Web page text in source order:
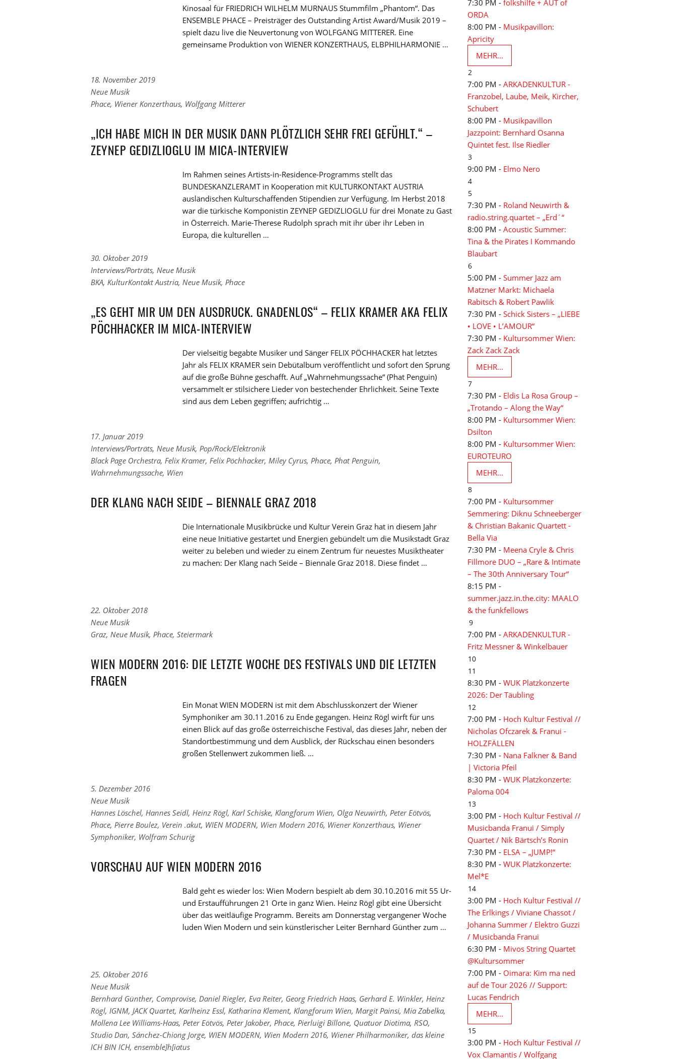
Kinosaal für FRIEDRICH WILHELM MURNAUS Stummfilm „Phantom“. Das
ENSEMBLE PHACE – Preisträger des Outstanding Artist Award/Musik 2019 –
spielt dazu live die Neuvertonung von WOLFGANG MITTERER. Eine
gemeinsame Produktion von WIENER KONZERTHAUS, ELBPHILHARMONIE …
18. November 2019
Links
zu
Kategorien
Neue Musik
Links
den
Tags
Phace, Wiener Konzerthaus, Wolfgang Mitterer
„ICH HABE MICH IN DER MUSIK DANN PLÖTZLICH SEHR FREI GEFÜHLT.“ –
ZEYNEP GEDIZLIOGLU IM MICA-INTERVIEW
Im Rahmen seines Artists-in-Residence-Programms stellt das
BUNDESKANZLERAMT in Kooperation mit KULTURKONTAKT AUSTRIA
ausländischen Kulturschaffenden Stipendien zur Verfügung. Im Herbst 2018
war die türkische Komponistin ZEYNEP GEDIZLIOGLU für drei Monate zu Gast
in Österreich. Marie-Therese Rudolph sprach mit ihr über ihr Leben in
Europa, die kulturellen …
30. Oktober 2019
Links
zu
Kategorien
Interviews/Porträts, Neue Musik
Links
den
Tags
BKA, KulturKontakt Austria, Neue Musik, Phace
„ES GEHT MIR UM DEN AUSDRUCK. GNADENLOS“ – FELIX KRAMER AKA FELIX
PÖCHHACKER IM MICA-INTERVIEW
Der vielseitig begabte Musiker und Sänger FELIX PÖCHHACKER hat letztes
Jahr als FELIX KRAMER sein Debütalbum veröffentlicht und sofort den Sprung
auf die große Bühne geschafft. Auf „Wahrnehmungssache“ (Phat Penguin)
versammelt er stilsichere Lieder von bestechender Ehrlichkeit. Seine Texte
sind aus dem Leben gegriffen; aufrichtig …
17. Januar 2019
Links
zu
den
Interviews/Porträts, Neue Musik, Pop/Rock/Elektronik
Links
zu
Tags
Black Page Orchestra, Felix Kramer, Felix Pöchhacker, Miley Cyrus, Phace, Phat Penguin,
Wahrnehmungssache, Wien
DER KLANG NACH SEIDE – BIENNALE GRAZ 2018
Die Internationale Musikbrücke und Kultur Verein Graz hat in diesem Jahr
eine neue Initiative gestartet und Energien gebündelt um die Musikstadt Graz
weiter zu beleben und wieder zu einem Zentrum für neuestes Musiktheater
zu machen: Der Klang nach Seide – Biennale Graz 2018. Diese findet …
22. Oktober 2018
Links
zu
Kategorien
Neue Musik
Links
den
Tags
Graz, Neue Musik, Phace, Steiermark
WIEN MODERN 2016: DIE LETZTE WOCHE DES FESTIVALS UND DIE LETZTEN
FRAGEN
Ein Monat WIEN MODERN ist mit dem Abschlusskonzert der Wiener
Symphoniker am 30.11.2016 zu Ende gegangen. Heinz Rögl wirft für uns
einen Blick auf das große österreichische Festival, das dieses Jahr, neben der
Standortbestimmung und dem Ausblick, der Rückschau einen besonders
großen Stellenwert zukommen ließ. …
5. Dezember 2016
Links
zu
den
Kategorien
Neue Musik
Links
zu
den
Hannes Löschel, Hannes Seidl, Heinz Rögl, Karl Schiske, Klangforum Wien, Olga Neuwirth, Peter Eötvös,
Phace, Pierre Boulez, Verein .akut, WIEN MODERN, Wien Modern 2016, Wiener Konzerthaus, Wiener
Symphoniker, Wolfram Schurig
VORSCHAU AUF WIEN MODERN 2016
Bald geht es wieder los: Wien Modern bespielt ab dem 30.10.2016 mit 55 Ur-
und Erstaufführungen 21 Orte in ganz Wien. Heinz Rögl gibt eine Übersicht
über das weitläufige Programm. Bereits am Donnerstag vergangener Woche
luden Wien Modern und sein künstlerischer Leiter Bernhard Günther zum …
25. Oktober 2016
Links
zu
den
Kategorien
Neue Musik
Links
zu
den
Tags
Bernhard Günther, Comprovise, Daniel Riegler, Eva Reiter, Georg Friedrich Haas, Gerhard E. Winkler, Heinz
Rögl, IGNM, JACK Quartet, Karlheinz Essl, Katharina Klement, Klangforum Wien, Margit Painsi, Mia Zabelka,
Mollena Lee Williams-Haas, Peter Eötvös, Peter Jakober, Phace, Pierluigi Billone, Quatuor Diotima, RSO,
Studio Dan, Sánchez-Chiong Jorge, WIEN MODERN, Wien Modern 2016, Wiener Philharmoniker, das kleine
ICH BIN ICH, ensemble]h[iatus
7:30 PM - folkshilfe + AUT of
ORDA
8:00 PM - Musikpavillon:
Apricity
MEHR...
2
7:00 PM - ARKADENKULTUR -
Franzobel, Laube, Meik, Kircher,
Schubert
8:00 PM - Musikpavillon
Jazzpoint: Bernhard Osanna
Quintet fest. Ilse Riedler
3
9:00 PM - Elmo Nero
4
5
7:30 PM - Roland Neuwirth &
radio.string.quartet – „Erd´“
8:00 PM - Acoustic Summer:
Tina & the Pirates I Kommando
Blaubart
6
5:00 PM - Summer Jazz am
Matzner Markt: Michaela
Rabitsch & Robert Pawlik
7:30 PM - Schick Sisters – „LIEBE
• LOVE • L’AMOUR“
7:30 PM - Kultursommer Wien:
Zack Zack Zack
MEHR...
7
7:30 PM - Eldis La Rosa Group –
„Trotando – Along the Way“
8:00 PM - Kultursommer Wien:
Dsilton
8:00 PM - Kultursommer Wien:
EUROTEURO
MEHR...
8
7:00 PM - Kultursommer
Semmering: Diknu Schneeberger
& Christian Bakanic Quartett -
Bella Via
7:30 PM - Meena Cryle & Chris
Fillmore DUO – „Rare & Intimate
– The 30th Anniversary Tour“
8:15 PM -
summer.jazz.in.the.city: MAALO
& the funkfellows
9
7:00 PM - ARKADENKULTUR -
Fritz Messner & Winkelbauer
10
11
8:30 PM - WUK Platzkonzerte
2026: Der Täubling
12
7:00 PM - Hoch Kultur Festival //
Nicholas Ofczarek & Franui -
HOLZFÄLLEN
7:30 PM - Nana Falkner & Band
| Victoria Pfeil
8:30 PM - WUK Platzkonzerte:
Paloma 004
13
3:00 PM - Hoch Kultur Festival //
Musicbanda Franui / Simply
Quartet / Nik Bärtsch’s Ronin
7:30 PM - ELSA – „JUMP!“
8:30 PM - WUK Platzkonzerte:
Mel*E
14
3:00 PM - Hoch Kultur Festival //
The Erlkings / Viviane Chassot /
Johanna Summer / Elektro Guzzi
/ Musicbanda Franui
6:30 PM - Mivos String Quartet
@Kultursommer
7:00 PM - Oimara: Kim ma ned
auf de Tour 2026 // Support:
Lucas Fendrich
MEHR...
15
3:00 PM - Hoch Kultur Festival //
Vox Clamantis / Wolfgang